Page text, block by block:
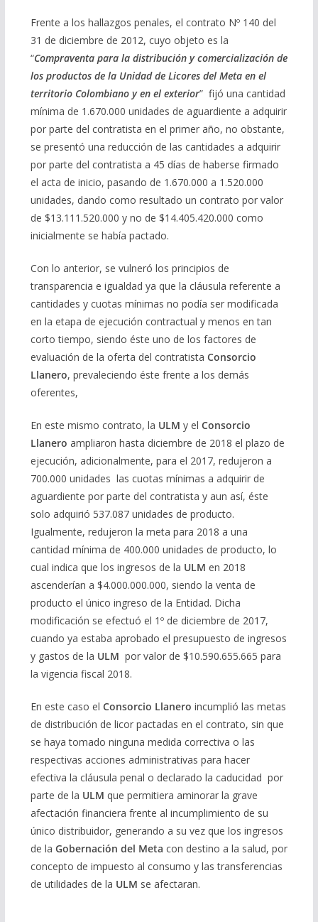
Frente a los hallazgos penales, el contrato Nº 140 del
31 de diciembre de 2012, cuyo objeto es la
“Compraventa para la distribución y comercialización de
los productos de la Unidad de Licores del Meta en el
territorio Colombiano y en el exterior” fijó una cantidad
mínima de 1.670.000 unidades de aguardiente a adquirir
por parte del contratista en el primer año, no obstante,
se presentó una reducción de las cantidades a adquirir
por parte del contratista a 45 días de haberse firmado
el acta de inicio, pasando de 1.670.000 a 1.520.000
unidades, dando como resultado un contrato por valor
de $13.111.520.000 y no de $14.405.420.000 como
inicialmente se había pactado.
Con lo anterior, se vulneró los principios de
transparencia e igualdad ya que la cláusula referente a
cantidades y cuotas mínimas no podía ser modificada
en la etapa de ejecución contractual y menos en tan
corto tiempo, siendo éste uno de los factores de
evaluación de la oferta del contratista Consorcio
Llanero, prevaleciendo éste frente a los demás
oferentes,
En este mismo contrato, la ULM y el Consorcio
Llanero ampliaron hasta diciembre de 2018 el plazo de
ejecución, adicionalmente, para el 2017, redujeron a
700.000 unidades las cuotas mínimas a adquirir de
aguardiente por parte del contratista y aun así, éste
solo adquirió 537.087 unidades de producto.
Igualmente, redujeron la meta para 2018 a una
cantidad mínima de 400.000 unidades de producto, lo
cual indica que los ingresos de la ULM en 2018
ascenderían a $4.000.000.000, siendo la venta de
producto el único ingreso de la Entidad. Dicha
modificación se efectuó el 1º de diciembre de 2017,
cuando ya estaba aprobado el presupuesto de ingresos
y gastos de la ULM por valor de $10.590.655.665 para
la vigencia fiscal 2018.
En este caso el Consorcio Llanero incumplió las metas
de distribución de licor pactadas en el contrato, sin que
se haya tomado ninguna medida correctiva o las
respectivas acciones administrativas para hacer
efectiva la cláusula penal o declarado la caducidad por
parte de la ULM que permitiera aminorar la grave
afectación financiera frente al incumplimiento de su
único distribuidor, generando a su vez que los ingresos
de la Gobernación del Meta con destino a la salud, por
concepto de impuesto al consumo y las transferencias
de utilidades de la ULM se afectaran.